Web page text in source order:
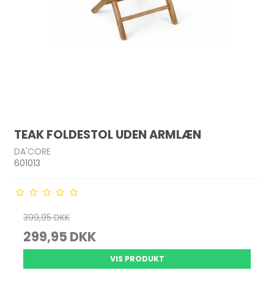
TEAK FOLDESTOL UDEN ARMLÆN
DA'CORE
601013
399,95 DKK
299,95 DKK
VIS PRODUKT